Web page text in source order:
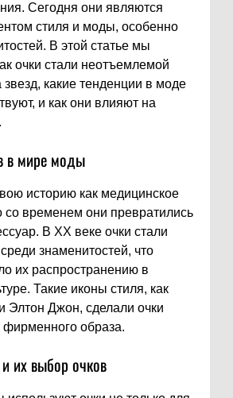
Сегодня они являются
стиля и моды, особенно
В этой статье мы
очки стали неотъемлемой
звезд, какие тенденции в моде
и как они влияют на
в мире моды
историю как медицинское
со временем они превратились
В XX веке очки стали
знаменитостей, что
их распространению в
Такие иконы стиля, как
Элтон Джон, сделали очки
фирменного образа.
их выбор очков